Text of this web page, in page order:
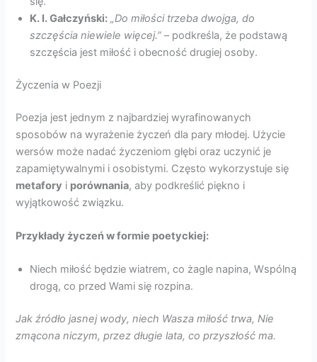
K. I. Gałczyński: „Do miłości trzeba dwojga, do
szczęścia niewiele więcej.” – podkreśla, że podstawą
szczęścia jest miłość i obecność drugiej osoby.
Życzenia w Poezji
Poezja jest jednym z najbardziej wyrafinowanych
sposobów na wyrażenie życzeń dla pary młodej. Użycie
wersów może nadać życzeniom głębi oraz uczynić je
zapamiętywalnymi i osobistymi. Często wykorzystuje się
metafory i porównania, aby podkreślić piękno i
wyjątkowość związku.
Przykłady życzeń w formie poetyckiej:
Niech miłość będzie wiatrem, co żagle napina, Wspólną
drogą, co przed Wami się rozpina.
Jak źródło jasnej wody, niech Wasza miłość trwa, Nie
zmącona niczym, przez długie lata, co przyszłość ma.